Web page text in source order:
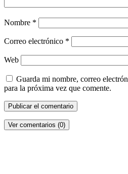
Nombre *
Correo electrónico *
Web
Guarda mi nombre, correo
para la próxima vez que comente.
Ver comentarios (0)